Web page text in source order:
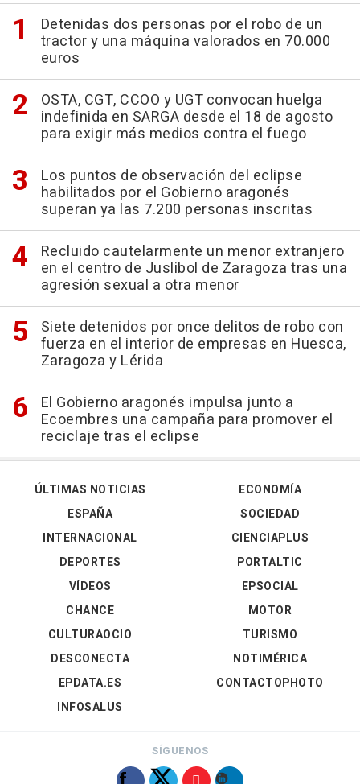
Detenidas dos personas por el robo de un
tractor y una máquina valorados en 70.000
euros
OSTA, CGT, CCOO y UGT convocan huelga
indefinida en SARGA desde el 18 de agosto
para exigir más medios contra el fuego
Los puntos de observación del eclipse
habilitados por el Gobierno aragonés
superan ya las 7.200 personas inscritas
Recluido cautelarmente un menor extranjero
en el centro de Juslibol de Zaragoza tras una
agresión sexual a otra menor
Siete detenidos por once delitos de robo con
fuerza en el interior de empresas en Huesca,
Zaragoza y Lérida
El Gobierno aragonés impulsa junto a
Ecoembres una campaña para promover el
reciclaje tras el eclipse
ÚLTIMAS NOTICIAS
ESPAÑA
INTERNACIONAL
DEPORTES
VÍDEOS
ECONOMÍA
SOCIEDAD
CIENCIAPLUS
PORTALTIC
EPSOCIAL
CHANCE
CULTURAOCIO
DESCONECTA
EPDATA.ES
INFOSALUS
MOTOR
TURISMO
NOTIMÉRICA
CONTACTOPHOTO
SÍGUENOS